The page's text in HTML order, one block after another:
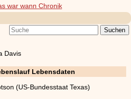
Davis
Lebensdaten
(US-Bundesstaat Texas)